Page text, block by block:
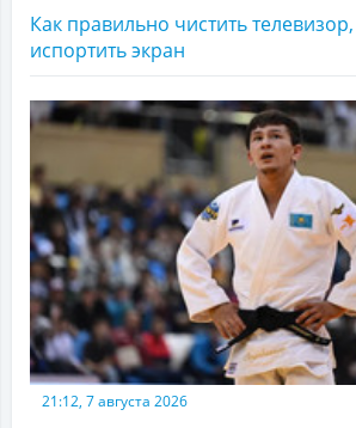
Как правильно чистить
испортить экран
21:12, 7 августа 2026